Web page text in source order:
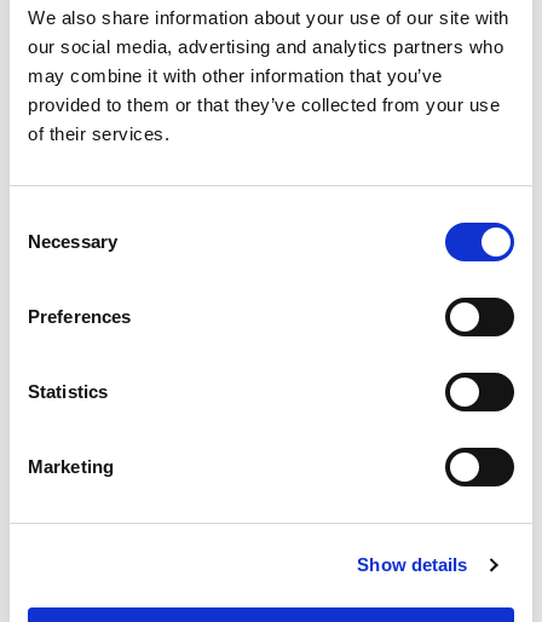
We also share information about your use of our site with
our social media, advertising and analytics partners who
may combine it with other information that you’ve
provided to them or that they’ve collected from your use
of their services.
Selection
Necessary
Preferences
Statistics
Marketing
Show details
Rezerwacje online –
zarezerwuj mycie w
serwisie Multiwash!
dodajemy nowe miasta do naszego serwisu -
Zarezerwuj mycie!
Myjnie